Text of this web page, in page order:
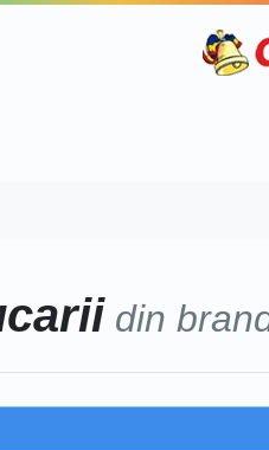
din